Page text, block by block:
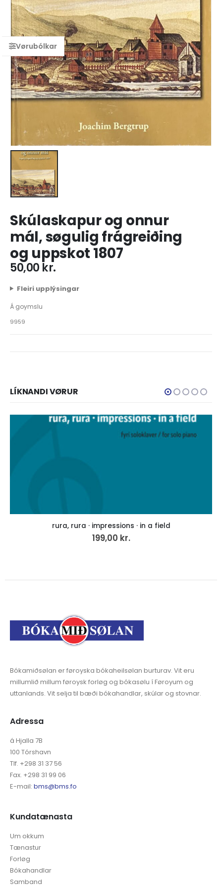
Skúlaskapur og onnur
mál, søgulig frágreiðing
og uppskot 1807
50,00 kr.
Fleiri upplýsingar
Á goymslu
9959
LÍKNANDI VØRUR
rura, rura · impressions · in a field
199,00 kr.
Bókamiðsølan er føroyska bókaheilsølan burturav. Vit eru
millumlið millum føroysk forløg og bókasølu í Føroyum og
uttanlands. Vit selja til bæði bókahandlar, skúlar og stovnar.
Adressa
á Hjalla 7B
100 Tórshavn
Tlf. +298 31 37 56
Fax. +298 31 99 06
E-mail: bms@bms.fo
Kundatænasta
Um okkum
Tænastur
Forløg
Bókahandlar
Samband